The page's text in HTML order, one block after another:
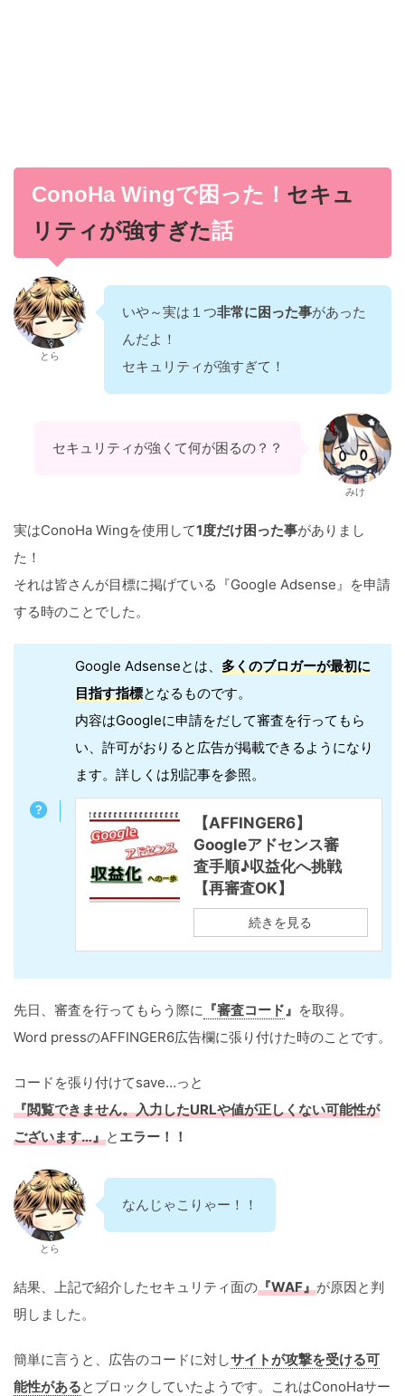
ConoHa Wingで困った！ セキュ
リティが強すぎた話
とら
いや～実は１つ非常に困った事があった
んだよ！
セキュリティが強すぎて！
セキュリティが強くて何が困るの？？
みけ
実はConoHa Wingを使用して1度だけ困った事がありまし
た！
それは皆さんが目標に掲げている『Google Adsense』を申請
する時のことでした。
Google Adsenseとは、 多くのブロガーが最初に
目指す指標となるものです。
内容はGoogleに申請をだして審査を行ってもら
い、許可がおりると広告が掲載できるようになり
ます。詳しくは別記事を参照。
【AFFINGER6】
Googleアドセンス審
査手順♪収益化へ挑戦
【再審査OK】
続きを見る
先日、審査を行ってもらう際に 『審査コード 』 を取得。
Word pressのAFFINGER6広告欄に張り付けた時のことです。
コードを張り付けてsave…っと
『閲覧できません。入力したURLや値が正しくない可能性が
ございます…』と エラー！！
とら
なんじゃこりゃー！！
結果、上記で紹介したセキュリティ面の『WAF』が原因と判
明しました。
簡単に言うと、広告のコードに対しサイトが攻撃を受ける可
能性があるとブロックしていたようです。これはConoHaサー